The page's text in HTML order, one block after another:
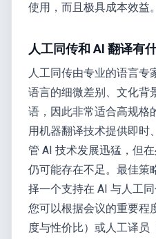
使用，而且极具成本效益。
人工同传和 AI 翻译有
人工同传由专业的语言专
语言的细微差别、文化背
语，因此非常适合高规格
用机器翻译技术提供即时
管 AI 技术发展迅猛，但
仍可能存在不足。最佳策
择一个支持在 AI 与人工
您可以根据会议的重要程
度与性价比）或人工译员